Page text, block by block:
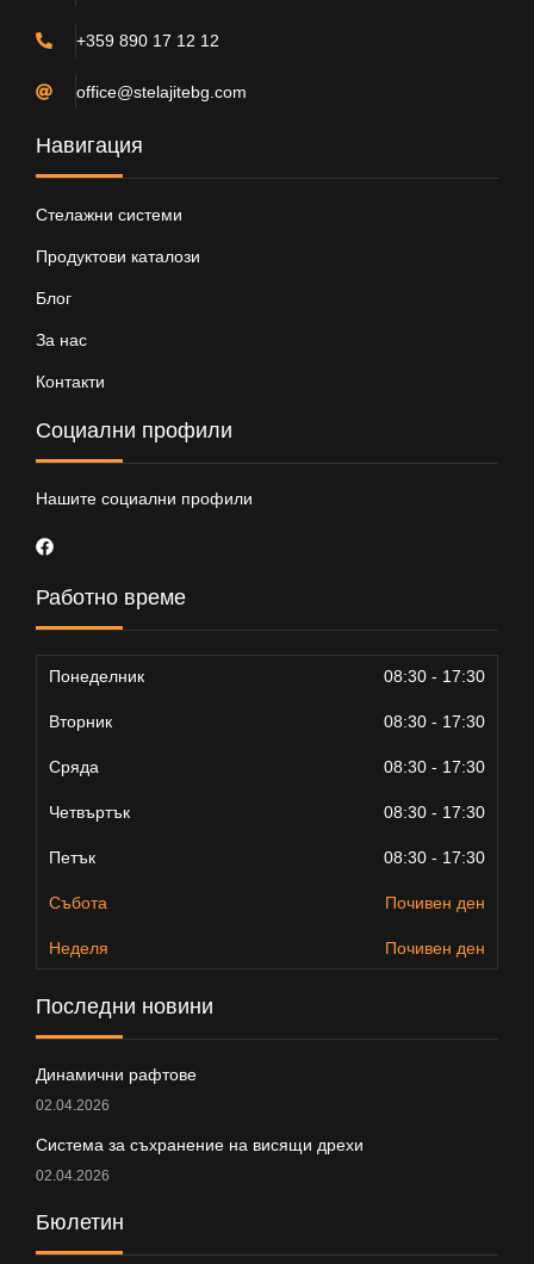
+359 890 17 12 12
office@stelajitebg.com
Навигация
Стелажни системи
Продуктови каталози
Блог
За нас
Контакти
Социални профили
Нашите социални профили
Работно време
Понеделник
Вторник
Сряда
Четвъртък
Петък
Събота
Неделя
08:30 - 17:30
08:30 - 17:30
08:30 - 17:30
08:30 - 17:30
08:30 - 17:30
Почивен ден
Почивен ден
Последни новини
Динамични рафтове
02.04.2026
Система за съхранение на висящи дрехи
02.04.2026
Бюлетин